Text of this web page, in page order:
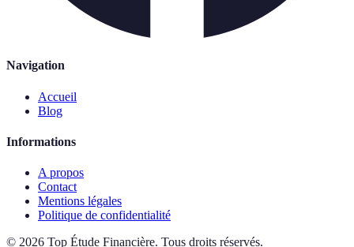
Navigation
Accueil
Blog
Informations
A propos
Contact
Mentions légales
Politique de confidentialité
© 2026 Top Étude Financière. Tous droits réservés.